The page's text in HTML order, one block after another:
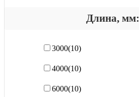
Длина, мм:
3000(10)
4000(10)
6000(10)